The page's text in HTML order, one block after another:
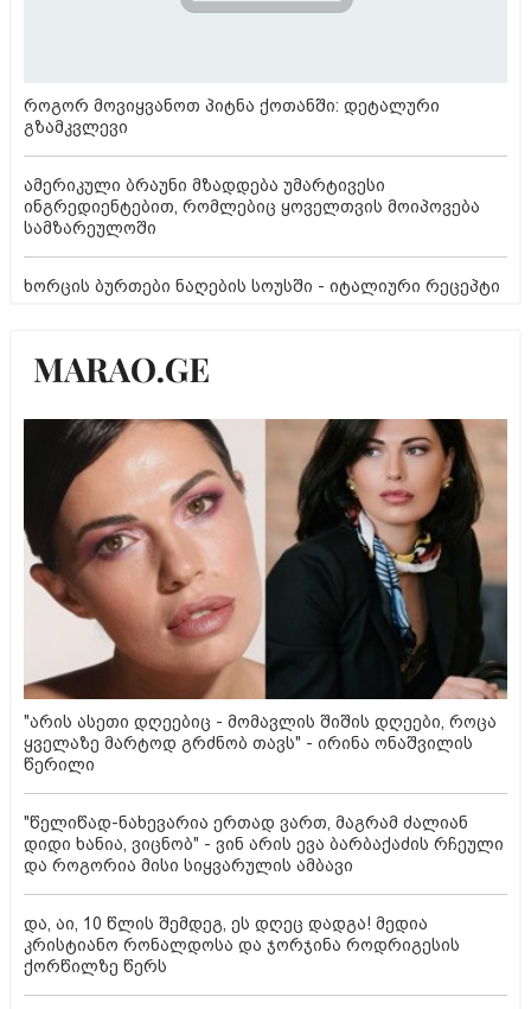
როგორ მოვიყვანოთ პიტნა ქოთანში: დეტალური
გზამკვლევი
ამერიკული ბრაუნი მზადდება უმარტივესი
ინგრედიენტებით, რომლებიც ყოველთვის მოიპოვება
სამზარეულოში
ხორცის ბურთები ნაღების სოუსში - იტალიური რეცეპტი
"არის ასეთი დღეებიც - მომავლის შიშის დღეები, როცა
ყველაზე მარტოდ გრძნობ თავს" - ირინა ონაშვილის
წერილი
"წელიწად-ნახევარია ერთად ვართ, მაგრამ ძალიან
დიდი ხანია, ვიცნობ" - ვინ არის ევა ბარბაქაძის რჩეული
და როგორია მისი სიყვარულის ამბავი
და, აი, 10 წლის შემდეგ, ეს დღეც დადგა! მედია
კრისტიანო რონალდოსა და ჯორჯინა როდრიგესის
ქორწილზე წერს